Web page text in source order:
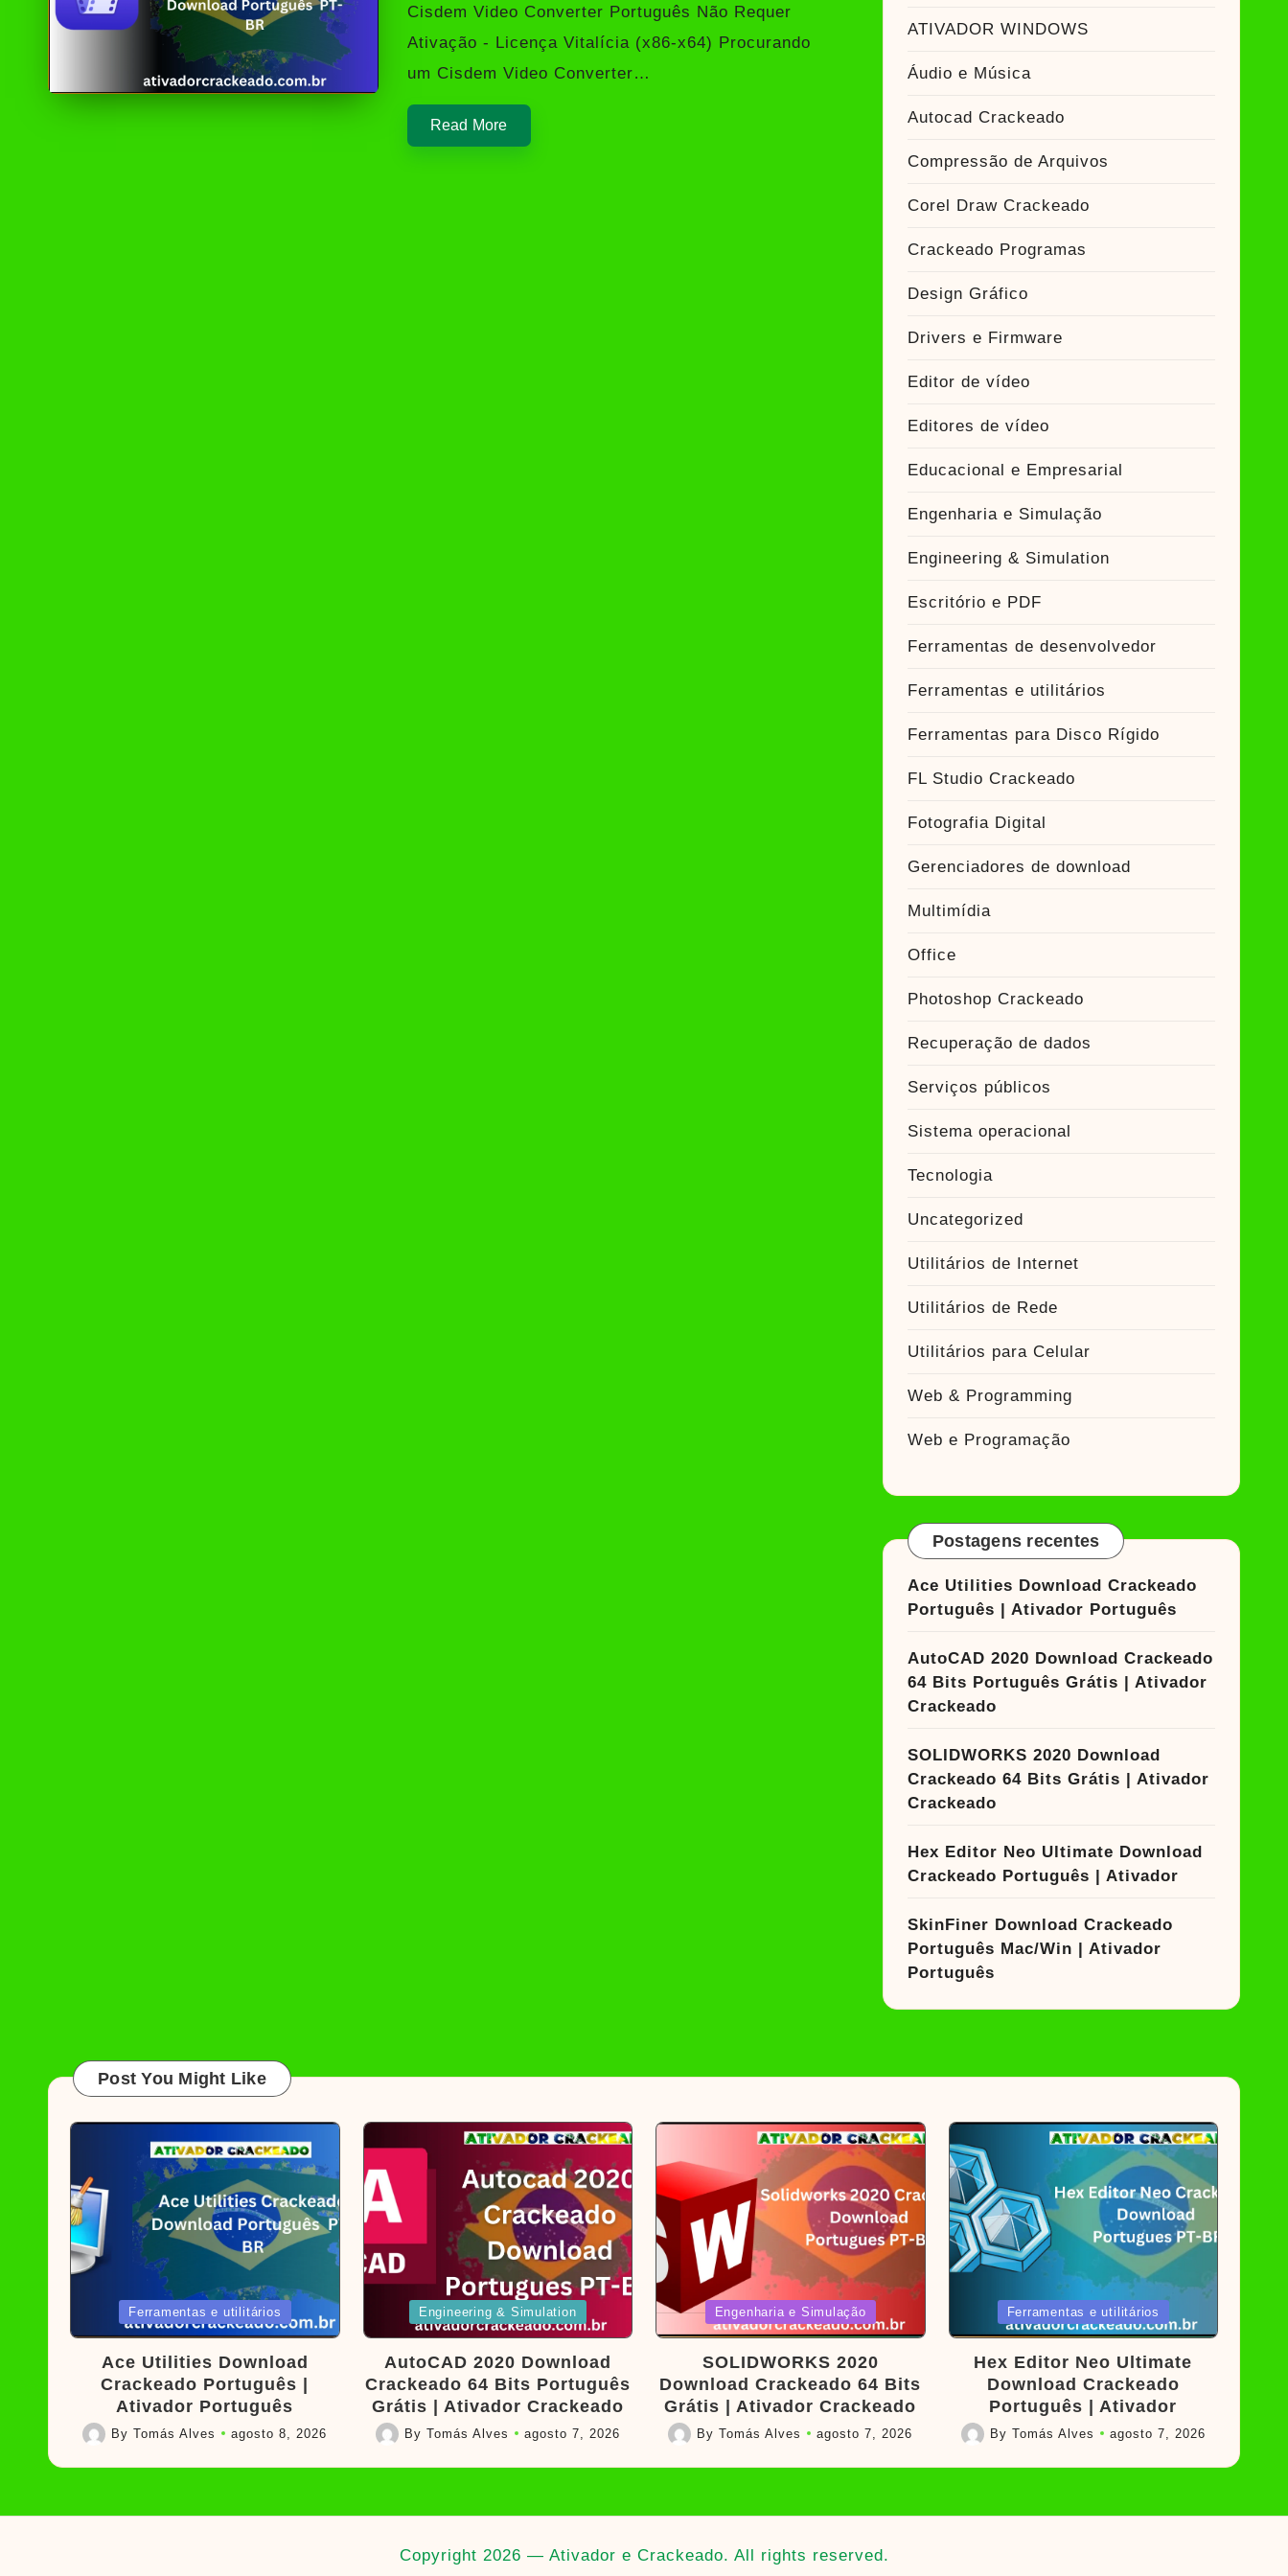
Cisdem Video Converter Português Não Requer
Ativação - Licença Vitalícia (x86-x64) Procurando
um Cisdem Video Converter…
Read More
ATIVADOR WINDOWS
Áudio e Música
Autocad Crackeado
Compressão de Arquivos
Corel Draw Crackeado
Crackeado Programas
Design Gráfico
Drivers e Firmware
Editor de vídeo
Editores de vídeo
Educacional e Empresarial
Engenharia e Simulação
Engineering & Simulation
Escritório e PDF
Ferramentas de desenvolvedor
Ferramentas e utilitários
Ferramentas para Disco Rígido
FL Studio Crackeado
Fotografia Digital
Gerenciadores de download
Multimídia
Office
Photoshop Crackeado
Recuperação de dados
Serviços públicos
Sistema operacional
Tecnologia
Uncategorized
Utilitários de Internet
Utilitários de Rede
Utilitários para Celular
Web & Programming
Web e Programação
Postagens recentes
Ace Utilities Download Crackeado
Português | Ativador Português
AutoCAD 2020 Download Crackeado
64 Bits Português Grátis | Ativador
Crackeado
SOLIDWORKS 2020 Download
Crackeado 64 Bits Grátis | Ativador
Crackeado
Hex Editor Neo Ultimate Download
Crackeado Português | Ativador
SkinFiner Download Crackeado
Português Mac/Win | Ativador
Português
Post You Might Like
Posted
in
Ferramentas e utilitários
Ace Utilities Download
Crackeado Português |
Ativador Português
Posted
by
ByTomás Alves agosto 8, 2026
Posted
in
Engineering & Simulation
AutoCAD 2020 Download
Crackeado 64 Bits Português
Grátis | Ativador Crackeado
Posted
by
By Tomás Alves agosto 7, 2026
Posted
in
Engenharia e Simulação
SOLIDWORKS 2020
Download Crackeado 64 Bits
Grátis | Ativador Crackeado
Posted
by
ByTomás Alves agosto 7, 2026
Posted
in
Ferramentas e utilitários
Hex Editor Neo Ultimate
Download Crackeado
Português | Ativador
Posted
by
By Tomás Alves agosto 7, 2026
Copyright 2026 — Ativador e Crackeado. All rights reserved.